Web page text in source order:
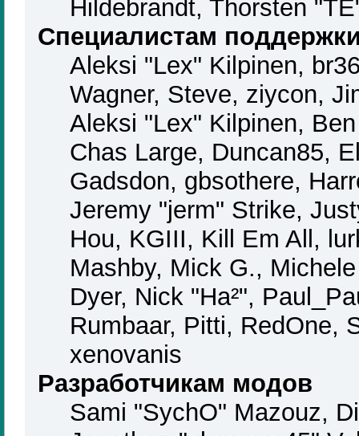
Hildebrandt, Thorsten
Специалистам
Aleksi "Lex" Kilpinen,
Wagner, Steve, ziycon,
Aleksi "Lex" Kilpinen,
Chas Large, Duncan85,
Gadsdon, gbsothere,
Jeremy "jerm" Strike,
Hou, KGIII, Kill Em All,
Mashby, Mick G.,
Dyer, Nick "Ha²",
Rumbaar, Pitti, RedOne,
xenovanis
Разработчикам модов
Sami "SychO" Mazouz,